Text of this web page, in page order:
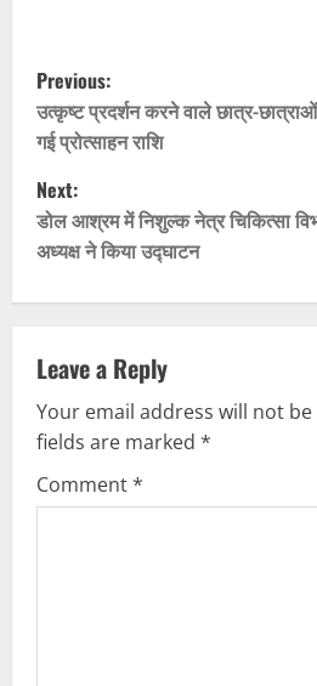
P
o
s
t
n
v
i
g
Previous:
उत्कृष्ट प्रदर्शन करने वाले छात्र-
गई प्रोत्साहन राशि
Next:
डोल आ‌श्रम में निशुल्क नेत्र चिकित्सा
अध्यक्ष ने किया उद्घाटन
Leave a Reply
Your email address will not
fields are marked *
Comment*